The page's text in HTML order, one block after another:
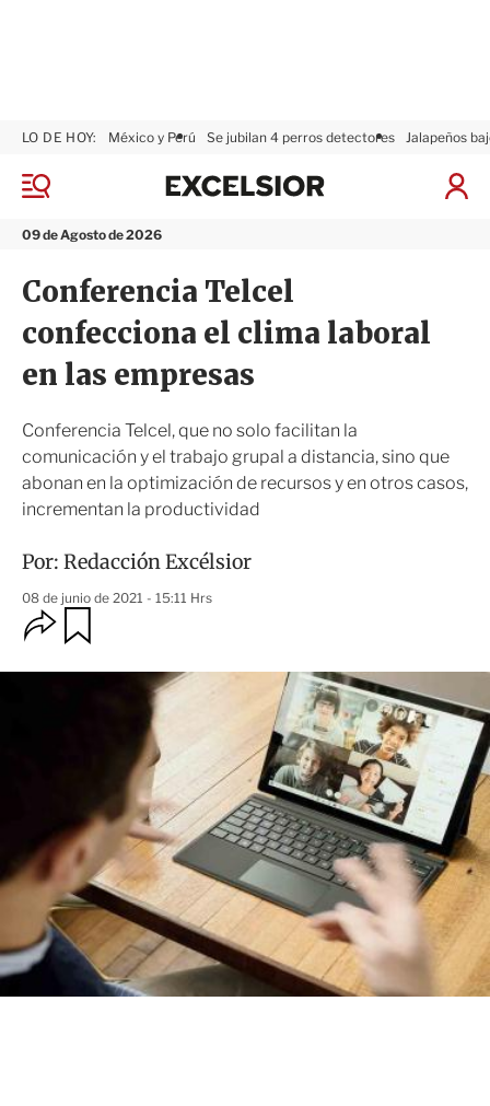
M
n
09 de Agosto de 2026
LO DE HOY: México y Perú Se jubilan 4 perros detectores Jalapeños
I
x
o
r
Conferencia Telcel
confecciona el clima laboral
en las empresas
Conferencia Telcel, que no solo facilitan la
comunicación y el trabajo grupal a distancia, sino que
abonan en la optimización de recursos y en otros casos,
incrementan la productividad
Por: Redacción Excélsior
08 de junio de 2021 - 15:11 Hrs
O
p
i
o
m
a
r
t
r